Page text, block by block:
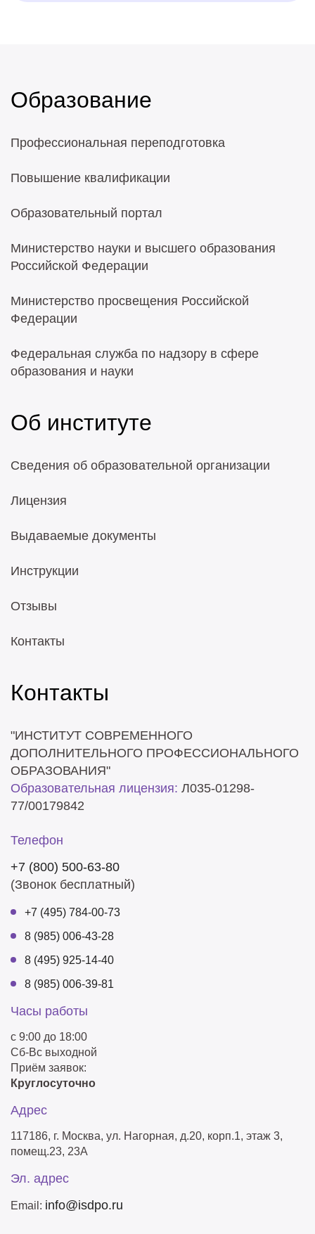
Образование
Профессиональная переподготовка
Повышение квалификации
Образовательный портал
Министерство науки и высшего образования
Российской Федерации
Министерство просвещения Российской
Федерации
Федеральная служба по надзору в сфере
образования и науки
Об институте
Сведения об образовательной организации
Лицензия
Выдаваемые документы
Инструкции
Отзывы
Контакты
Контакты
"ИНСТИТУТ СОВРЕМЕННОГО
ДОПОЛНИТЕЛЬНОГО ПРОФЕССИОНАЛЬНОГО
ОБРАЗОВАНИЯ"
Образовательная лицензия: Л035-01298-
77/00179842
Телефон
+7 (800) 500-63-80
(Звонок бесплатный)
+7 (495) 784-00-73
8 (985) 006-43-28
8 (495) 925-14-40
8 (985) 006-39-81
Часы работы
с 9:00 до 18:00
Сб-Вс выходной
Приём заявок:
Круглосуточно
Адрес
117186, г. Москва, ул. Нагорная, д.20, корп.1, этаж 3,
помещ.23, 23А
Эл. адрес
Email: info@isdpo.ru